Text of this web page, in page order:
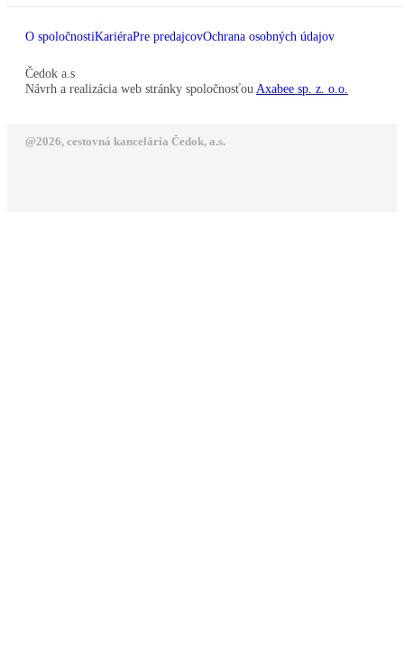
O spoločnostiKariéraPre predajcovOchrana osobných údajov
Čedok a.s
Návrh a realizácia web stránky spoločnosťou Axabee sp. z. o.o.
@2026, cestovná kancelária Čedok, a.s.